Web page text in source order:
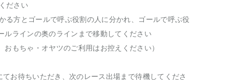
ださい
方とゴールで呼ぶ役割の人に分かれ、ゴールで呼ぶ役
ラインの奥のラインまで移動してください
もちゃ・オヤツのご利用はお控えください）
お待ちいただき、次のレース出場まで待機してくださ